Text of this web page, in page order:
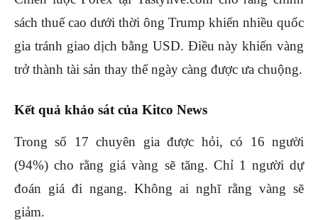
sách thuế cao dưới thời ông Trump khiến nhiều quốc
gia tránh giao dịch bằng USD. Điều này khiến vàng
trở thành tài sản thay thế ngày càng được ưa chuộng.
Kết quả khảo sát của Kitco News
Trong số 17 chuyên gia được hỏi, có 16 người
(94%) cho rằng giá vàng sẽ tăng. Chỉ 1 người dự
đoán giá đi ngang. Không ai nghĩ rằng vàng sẽ
giảm.